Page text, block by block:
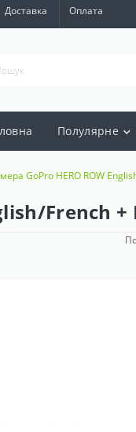
Доставка Оплата
Полулярне
GoPro HERO ROW
French